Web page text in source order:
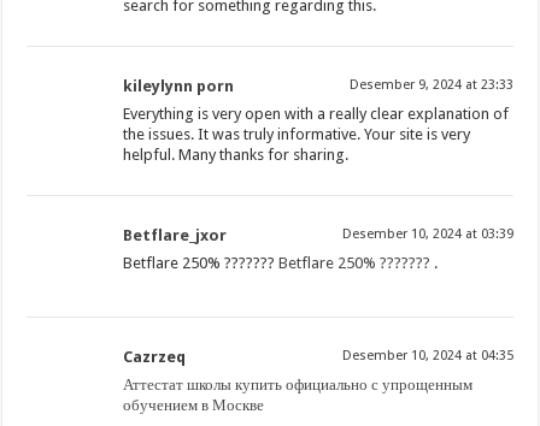
search for something regarding this.
kileylynn porn Desember 9, 2024 at 23:33
Everything is very open with a really clear explanation of
the issues. It was truly informative. Your site is very
helpful. Many thanks for sharing.
Betflare_jxor Desember 10, 2024 at 03:39
Betflare 250% ???????Betflare 250% ??????? .
Cazrzeq Desember 10, 2024 at 04:35
Аттестат школы купить официально с упрощенным
обучением в Москве